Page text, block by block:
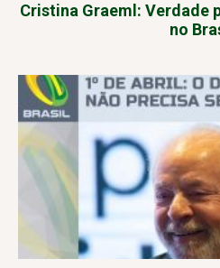
Cristina Graeml: Verdade
no